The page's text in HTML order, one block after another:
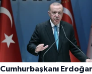
Cumhurbaşkanı